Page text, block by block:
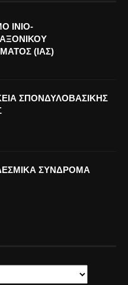
ΙΝΙΟ-
(ΙΑΣ)
ΣΠΟΝΔΥΛΟΒΑΣΙΚΗΣ
ΣΥΝΔΡΟΜΑ